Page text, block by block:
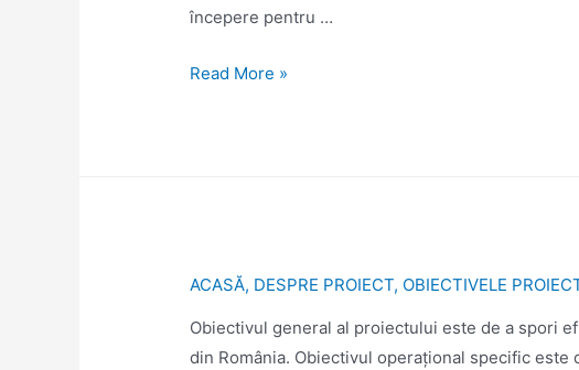
începere pentru …
Read More »
ACASĂ, DESPRE PROIECT, OBIECTIVELE
Obiectivul general al proiectului este de a spori
din România. Obiectivul operațional specific este